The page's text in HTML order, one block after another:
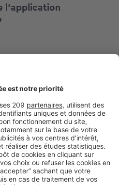
l’application
la nouvelle